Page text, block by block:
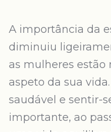
A importância da
diminuiu
as mulheres estão
aspeto da sua
saudável e sentir-
importante, ao